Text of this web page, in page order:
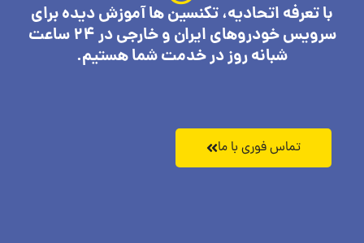
با تعرفه اتحادیه، تکنسین ها آموزش دیده برای
سرویس خودروهای ایران و خارجی در 24 ساعت
شبانه روز در خدمت شما هستیم.
تماس فوری با ما